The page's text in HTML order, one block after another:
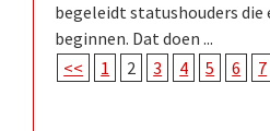
begeleidt statushouders die
beginnen. Dat doen ...
<<
1 2 3 4 5 6 7